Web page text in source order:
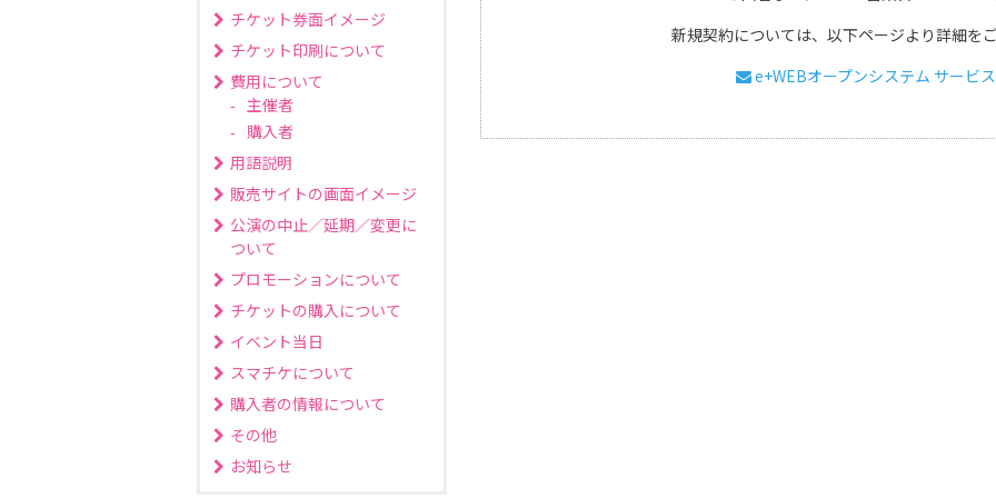
新規契約については、以下ページより詳細を
e+WEBオープンシステム サービ
チケット券面イメージ
チケット印刷について
費用について
主催者
購入者
用語説明
販売サイトの画面イメージ
公演の中止／延期／変更に
ついて
プロモーションについて
チケットの購入について
イベント当日
スマチケについて
購入者の情報について
その他
お知らせ